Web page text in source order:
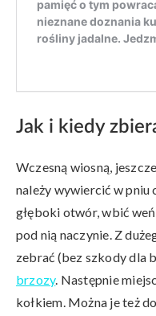
Jak i kiedy
Wczesną wiosną,
należy wywiercić w
głęboki otwór, wbić
pod nią naczynie. Z
zebrać (bez szkody dla
brzozy. Następnie
kołkiem. Można je też